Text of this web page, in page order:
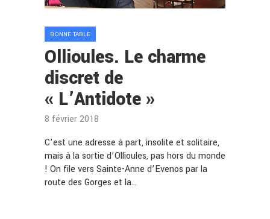
BONNE TABLE
Ollioules. Le charme
discret de
« L’Antidote »
8 février 2018
C’est une adresse à part, insolite et solitaire,
mais à la sortie d’Ollioules, pas hors du monde
! On file vers Sainte-Anne d’Evenos par la
route des Gorges et la…